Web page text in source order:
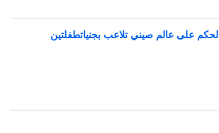
الحكم على عالم صيني تلاعب بجنياتطفلتين